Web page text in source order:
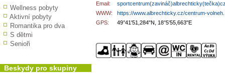
Wellness pobyty
Aktivní pobyty
Romantika pro dva
S dětmi
Senioři
Beskydy pro skupiny
Email:
WWW:
https://www.albrechticky.cz/centrum-
GPS:
49°41'51,284"N, 18°5'55,663"E